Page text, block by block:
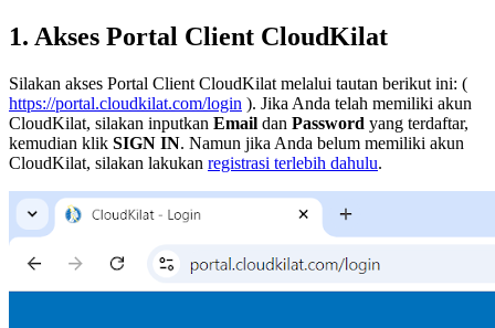
1. Akses Portal Client CloudKilat
Silakan akses Portal Client CloudKilat melalui tautan berikut ini: (
https://portal.cloudkilat.com/login ). Jika Anda telah memiliki akun
CloudKilat, silakan inputkan Email dan Password yang terdaftar,
kemudian klik SIGN IN. Namun jika Anda belum memiliki akun
CloudKilat, silakan lakukan registrasi terlebih dahulu.